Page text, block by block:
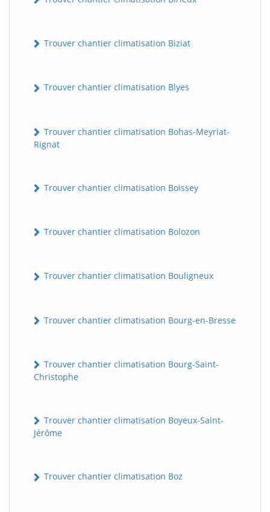
Trouver chantier climatisation Biziat
Trouver chantier climatisation Blyes
Trouver chantier climatisation Bohas-Meyriat-
Rignat
Trouver chantier climatisation Boissey
Trouver chantier climatisation Bolozon
Trouver chantier climatisation Bouligneux
Trouver chantier climatisation Bourg-en-Bresse
Trouver chantier climatisation Bourg-Saint-
Christophe
Trouver chantier climatisation Boyeux-Saint-
Jérôme
Trouver chantier climatisation Boz